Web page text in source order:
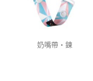
奶嘴帶‧鍊